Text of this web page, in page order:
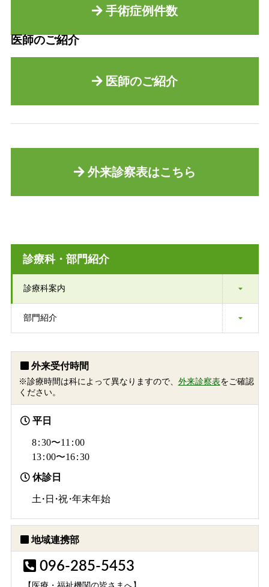
手術症例件数
医師のご紹介
医師のご紹介
外来診察表はこちら
診療科・部門紹介
診療科案内
部門紹介
外来受付時間
※診療時間は科によって異なりますので、 外来診察表をご確認
ください。
平日
8：30〜1 1：00
13：00〜16：30
休診日
土・日・祝・年末年始
地域連携部
096-285-5453